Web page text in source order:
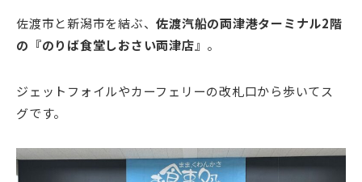
佐渡市と新潟市を結ぶ、佐渡汽船の両津港ターミナル2階
の『のりば食堂しおさい両津店』。
ジェットフォイルやカーフェリーの改札口から歩いてス
グです。